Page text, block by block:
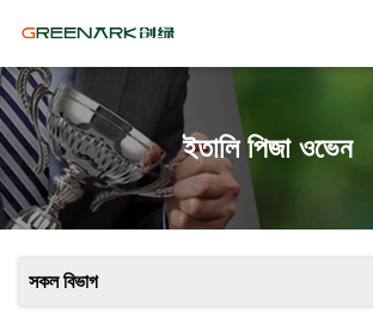
ইতালি পিজা ওভেন
সকল বিভাগ